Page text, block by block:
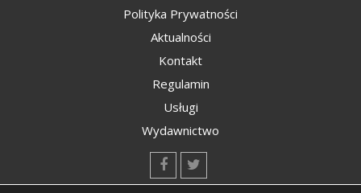
Polityka Prywatności
Aktualności
Kontakt
Regulamin
Usługi
Wydawnictwo